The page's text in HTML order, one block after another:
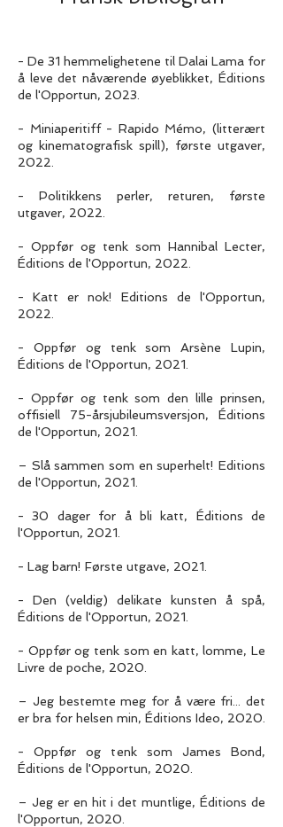
- De 31 hemmelighetene til Dalai Lama for
å leve det nåværende øyeblikket, Éditions
de l'Opportun, 2023.
- Miniaperitiff - Rapido Mémo, (litterært
og kinematografisk spill), første utgaver,
2022.
- Politikkens perler, returen, første
utgaver, 2022.
- Oppfør og tenk som Hannibal Lecter,
Éditions de l'Opportun, 2022.
- Katt er nok! Editions de l'Opportun,
2022.
- Oppfør og tenk som Arsène Lupin,
Éditions de l'Opportun, 2021.
- Oppfør og tenk som den lille prinsen,
offisiell 75-årsjubileumsversjon, Éditions
de l'Opportun, 2021.
– Slå sammen som en superhelt! Editions
de l'Opportun, 2021.
- 30 dager for å bli katt, Éditions de
l'Opportun, 2021.
- Lag barn! Første utgave, 2021.
- Den (veldig) delikate kunsten å spå,
Éditions de l'Opportun, 2021.
- Oppfør og tenk som en katt, lomme, Le
Livre de poche, 2020.
– Jeg bestemte meg for å være fri... det
er bra for helsen min, Éditions Ideo, 2020.
- Oppfør og tenk som James Bond,
Éditions de l'Opportun, 2020.
– Jeg er en hit i det muntlige, Éditions de
l'Opportun, 2020.